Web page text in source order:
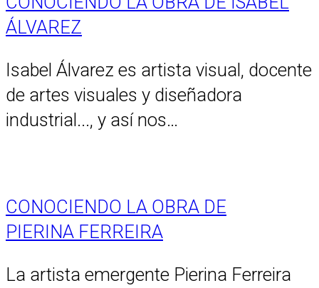
ÁLVAREZ
Isabel Álvarez es artista visual, docente
de artes visuales y diseñadora
industrial..., y así nos…
CONOCIENDO LA OBRA DE
PIERINA FERREIRA
La artista emergente Pierina Ferreira